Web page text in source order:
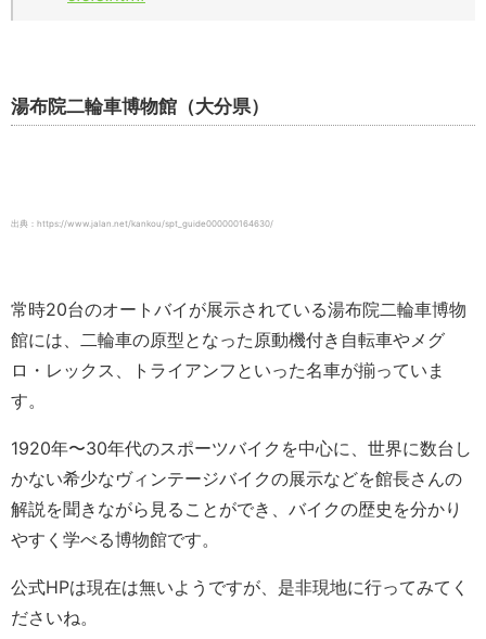
湯布院二輪車博物館（大分県）
出典：https://www.jalan.net/kankou/spt_guide000000164630/
常時20台のオートバイが展示されている湯布院二輪車博物
館には、二輪車の原型となった原動機付き自転車やメグ
ロ・レックス、トライアンフといった名車が揃っていま
す。
1920年〜30年代のスポーツバイクを中心に、世界に数台し
かない希少なヴィンテージバイクの展示などを館長さんの
解説を聞きながら見ることができ、バイクの歴史を分かり
やすく学べる博物館です。
公式HPは現在は無いようですが、是非現地に行ってみてく
ださいね。